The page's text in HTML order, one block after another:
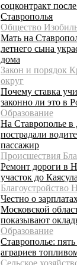
соцконтракт
Ставрополья
Общество
Мать на
летнего сына
дома
Закон и порядок
округ
Почему ставка
законно ли это в
Образование
На Ставрополье
пострадали
пассажир
Происшествия
Ремонт дороги в
участок до
Благоустройство
Честно о
Московской
показывают
Образование
Ставрополье:
аграриев
Сельское